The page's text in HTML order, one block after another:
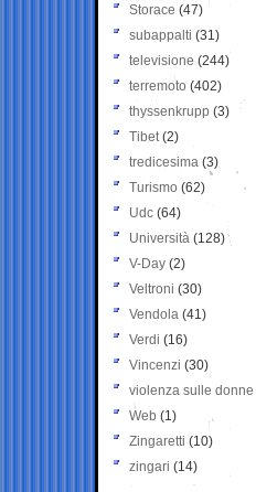
Storace (47)
subappalti (31)
televisione(244)
terremoto (402)
thyssenkrupp (3)
Tibet(2)
tredicesima (3)
Turismo (62)
Udc (64)
Università (128)
V-Day (2)
Veltroni (30)
Vendola (41)
Verdi (16)
Vincenzi (30)
violenza sulle donne
Web (1)
Zingaretti (10)
zingari (14)